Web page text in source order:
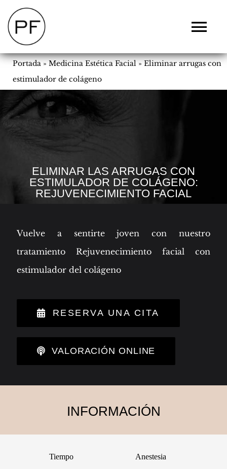
Saltar
contenido
CLÍNICA
SIN CIRUGÍA
DERMATOLOGÍA
FISIOESTÉTICA
VALORACION ONLINE
Portada» Medicina Estética Facial » Eliminar arrugas con
estimulador de colágeno
ELIMINAR LAS ARRUGAS CON
ESTIMULADOR DE COLÁGENO:
REJUVENECIMIENTO FACIAL
Vuelve a sentirte joven con nuestro
tratamiento Rejuvenecimiento facial con
estimulador del colágeno
RESERVA UNA CITA
VALORACIÓN ONLINE
INFORMACIÓN
Tiempo Anestesia